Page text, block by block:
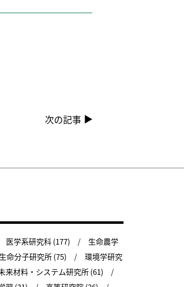
次の記事
医学系研究科 (177)
生命農学
命分子研究所 (75)
環境学研究
来材料・システム研究所 (61)